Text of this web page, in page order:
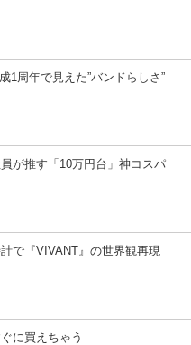
1周年で見えた”バンドらしさ”
員が推す「10万円台」神コスパ
で『VIVANT』の世界観再現
に買えちゃう